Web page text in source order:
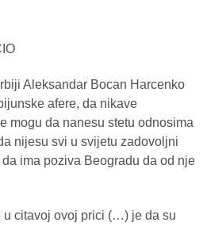
Aleksandar Bocan Harcenko
afere, da nikave
mogu da nanesu stetu odnosima
nijesu svi u svijetu zadovoljni
ima poziva Beogradu da od nje
u citavoj ovoj prici (…) je da su